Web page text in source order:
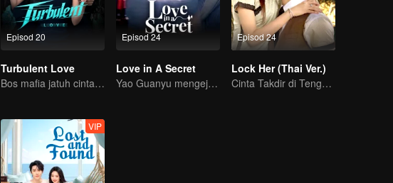
Episod 20
Turbulent Love
Bos mafia jatuh cinta pada penyamar yang nampak suci!
Episod 24
Love in A Secret
Yao Guanyu mengejar cinta dalam takdir yang berliku
Episod 24
Lock Her (Thai Ver.)
Cinta Takdir di Tengah Kacau Bala!
VIP